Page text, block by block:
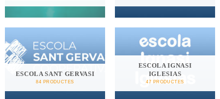
ESCOLA SANT GERVASI
84 PRODUCTES
ESCOLA IGNASI
IGLESIAS
47 PRODUCTES